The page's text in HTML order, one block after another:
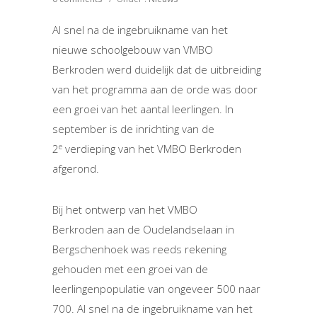
Al snel na de ingebruikname van het
nieuwe schoolgebouw van VMBO
Berkroden werd duidelijk dat de uitbreiding
van het programma aan de orde was door
een groei van het aantal leerlingen. In
september is de inrichting van de
2e verdieping van het VMBO Berkroden
afgerond.
Bij het ontwerp van het VMBO
Berkroden aan de Oudelandselaan in
Bergschenhoek was reeds rekening
gehouden met een groei van de
leerlingenpopulatie van ongeveer 500 naar
700. Al snel na de ingebruikname van het